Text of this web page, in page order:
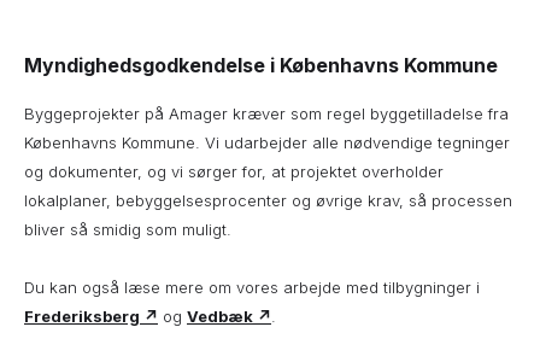
Myndighedsgodkendelse i Københavns Kommune
Byggeprojekter på Amager kræver som regel byggetilladelse fra
Københavns Kommune. Vi udarbejder alle nødvendige tegninger
og dokumenter, og vi sørger for, at projektet overholder
lokalplaner, bebyggelsesprocenter og øvrige krav, så processen
bliver så smidig som muligt.
Du kan også læse mere om vores arbejde med tilbygninger i
Frederiksberg ↗ og Vedbæk ↗.